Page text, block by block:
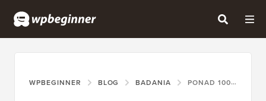
WPBEGINNER BLOG BADANIA PONAD 100 TRENDÓW W CONTENT MARKETINGU NA 2026 ROK — CO JEST GORĄCE, A CO NIE